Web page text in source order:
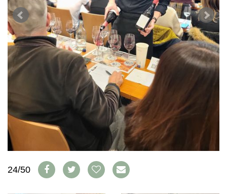
ABO
AUSGABE
ARCHIV
VORTEILSWELT
BÜCHER
WEINSZENE
PORTRAITS
VINOPHILES
ARCHIV
ANMELDEN
AWARDS
GEWINNSPIELE
VORTEILSWELT
NEWSLETTER
WINE TRADE CLUB
REDAKTION
WERBUNG
24/50